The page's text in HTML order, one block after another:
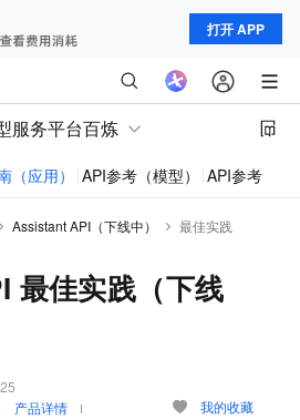
打开 APP
服务平台百炼
（应用） API参考（模型） API参考（应
Assistant API（下线中） 最佳实践
佳实践（下线
产品详情 我的收藏